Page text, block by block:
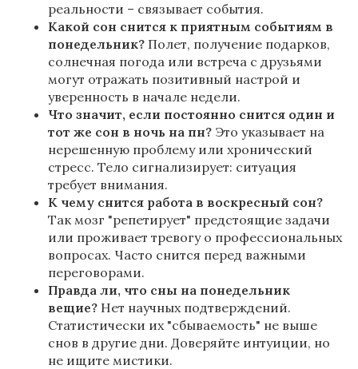
реальности – связывает события.
Какой сон снится к приятным событиям в
понедельник? Полет, получение подарков,
солнечная погода или встреча с друзьями
могут отражать позитивный настрой и
уверенность в начале недели.
Что значит, если постоянно снится один и
тот же сон в ночь на пн? Это указывает на
нерешенную проблему или хронический
стресс. Тело сигнализирует: ситуация
требует внимания.
К чему снится работа в воскресный сон?
Так мозг "репетирует" предстоящие задачи
или проживает тревогу о профессиональных
вопросах. Часто снится перед важными
переговорами.
Правда ли, что сны на понедельник
вещие? Нет научных подтверждений.
Статистически их "сбываемость" не выше
снов в другие дни. Доверяйте интуиции, но
не ищите мистики.